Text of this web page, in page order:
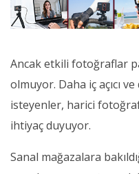
Ancak etkili fotoğraflar
olmuyor. Daha iç açıcı
isteyenler, harici
ihtiyaç duyuyor.
Sanal mağazalara